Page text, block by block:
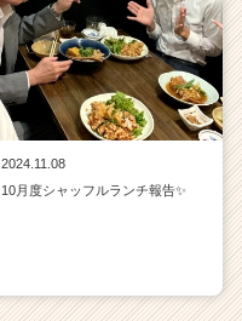
2024.11.08
10月度シャッフルランチ報告✨